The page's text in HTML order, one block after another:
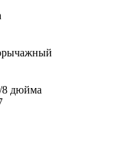
8 дюйма